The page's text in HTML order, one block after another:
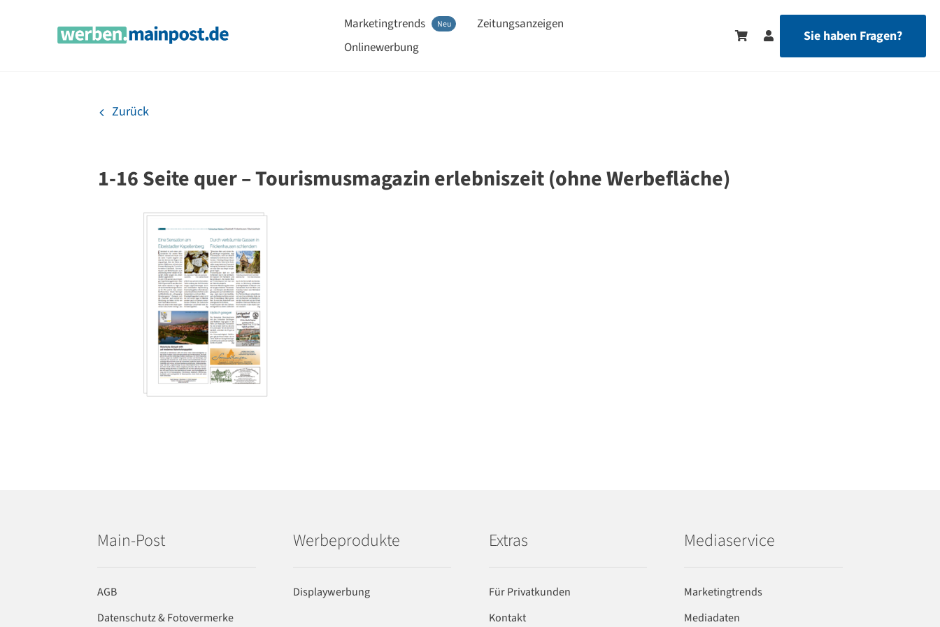
Marketingtrends Neu
Zeitungsanzeigen
Onlinewerbung
Sie haben Fragen?
Zurück
1-16 Seite quer – Tourismusmagazin erlebniszeit (ohne Werbefläche)
Main-Post
AGB
Datenschutz & Fotovermerke
Werbeprodukte
Displaywerbung
Extras
Für Privatkunden
Kontakt
Mediaservice
Marketingtrends
Mediadaten